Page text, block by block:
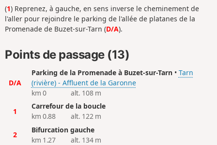
(1) Reprenez, à gauche, en sens inverse le cheminement de
l'aller pour rejoindre le parking de l'allée de platanes de la
Promenade de Buzet-sur-Tarn (D/A).
Points de passage (13)
D/A
Parking de la Promenade à Buzet-sur-Tarn • Tarn
(rivière) - Affluent de la Garonne
km 0
alt. 108 m
1
Carrefour de la boucle
km 0.88
alt. 122 m
2
Bifurcation gauche
km 1.27
alt. 134 m